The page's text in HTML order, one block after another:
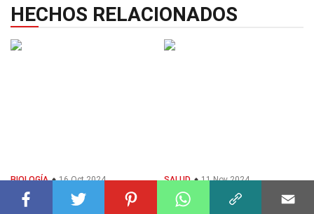
HECHOS RELACIONADOS
BIOLOGÍA 16 Oct 2024
39 Hechos Sobre Epidermis
SALUD 11 Nov 2024
25 Hechos Sobre Vitiligo